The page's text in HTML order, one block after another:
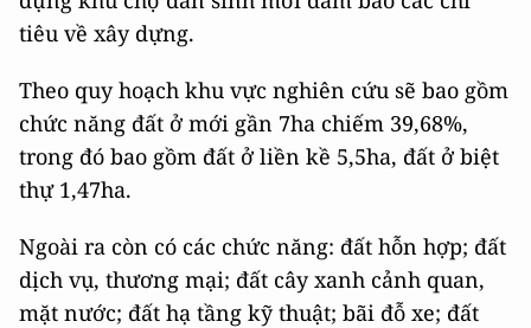
tiêu về xây dựng.
Theo quy hoạch khu vực nghiên cứu sẽ bao gồm
chức năng đất ở mới gần 7ha chiếm 39,68%,
trong đó bao gồm đất ở liền kề 5,5ha, đất ở biệt
thự 1,47ha.
Ngoài ra còn có các chức năng: đất hỗn hợp; đất
dịch vụ, thương mại; đất cây xanh cảnh quan,
mặt nước; đất hạ tầng kỹ thuật; bãi đỗ xe; đất